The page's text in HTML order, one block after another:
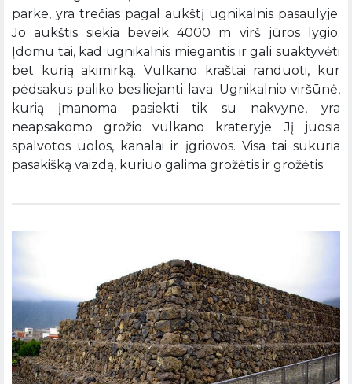
parke, yra trečias pagal aukštį ugnikalnis pasaulyje.
Jo aukštis siekia beveik 4000 m virš jūros lygio.
Įdomu tai, kad ugnikalnis miegantis ir gali suaktyvėti
bet kurią akimirką. Vulkano kraštai randuoti, kur
pėdsakus paliko besiliejanti lava. Ugnikalnio viršūnė,
kurią įmanoma pasiekti tik su nakvyne, yra
neapsakomo grožio vulkano krateryje. Jį juosia
spalvotos uolos, kanalai ir įgriovos. Visa tai sukuria
pasakišką vaizdą, kuriuo galima grožėtis ir grožėtis.